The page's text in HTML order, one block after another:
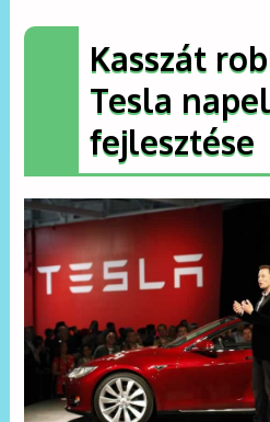
Kasszát
Tesla
fejlesztése